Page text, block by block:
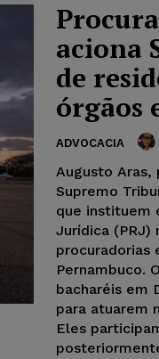
aciona
de
órgãos
ADVOCACIA
Augusto Aras,
Supremo
que instituem
Jurídica (PRJ)
procuradorias
Pernambuco.
bacharéis em
para atuarem
Eles